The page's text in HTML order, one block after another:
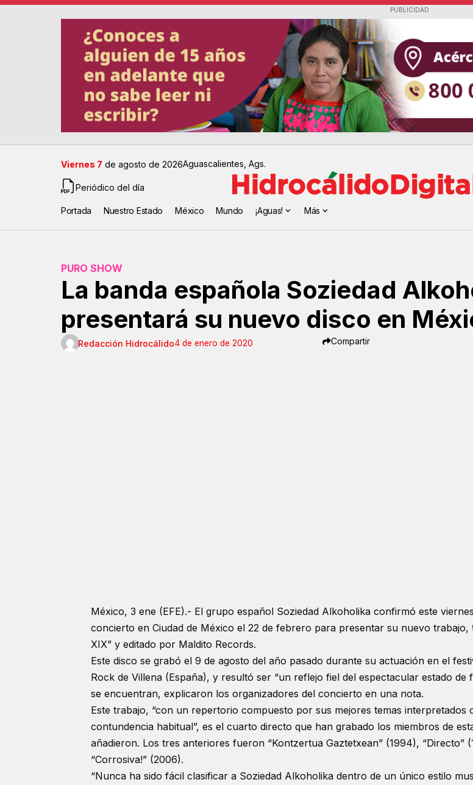
PUBLICIDAD
Viernes 7 de agosto de 2026Aguascalientes, Ags.
Periódico del día
Portada Nuestro Estado México Mundo ¡Aguas! Más
PURO SHOW
La banda española Soziedad
presentará su nuevo disco en
Redacción Hidrocálido4 de enero de 2020 Compartir
México, 3 ene (EFE).- El grupo español Soziedad Alkoholika confirmó este
concierto en Ciudad de México el 22 de febrero para presentar su nuevo trabajo,
XIX” y editado por Maldito Records.
Este disco se grabó el 9 de agosto del año pasado durante su actuación en el
Rock de Villena (España), y resultó ser “un reflejo fiel del espectacular estado de
se encuentran, explicaron los organizadores del concierto en una nota.
Este trabajo, “con un repertorio compuesto por sus mejores temas interpretados
contundencia habitual”, es el cuarto directo que han grabado los miembros de
añadieron. Los tres anteriores fueron “Kontzertua Gaztetxean” (1994), “Directo”
“Corrosiva!” (2006).
“Nunca ha sido fácil clasificar a Soziedad Alkoholika dentro de un único estilo